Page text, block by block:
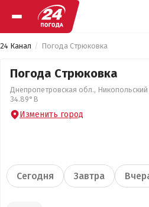
24 Канал Погода Стрюковка
Погода Стрюковка
Днепропетровская обл.,
34.89°В
Изменить город
Сегодня Завтра